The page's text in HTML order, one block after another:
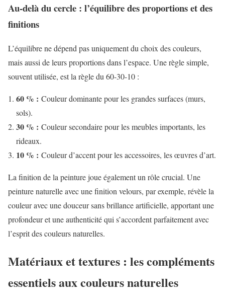
Au-delà du cercle : l’équilibre des proportions et des
finitions
L’équilibre ne dépend pas uniquement du choix des couleurs,
mais aussi de leurs proportions dans l’espace. Une règle simple,
souvent utilisée, est la règle du 60-30-10 :
60 % : Couleur dominante pour les grandes surfaces (murs,
sols).
30 % : Couleur secondaire pour les meubles importants, les
rideaux.
10 % : Couleur d’accent pour les accessoires, les œuvres d’art.
La finition de la peinture joue également un rôle crucial. Une
peinture naturelle avec une finition velours, par exemple, révèle la
couleur avec une douceur sans brillance artificielle, apportant une
profondeur et une authenticité qui s’accordent parfaitement avec
l’esprit des couleurs naturelles.
Matériaux et textures : les compléments
essentiels aux couleurs naturelles